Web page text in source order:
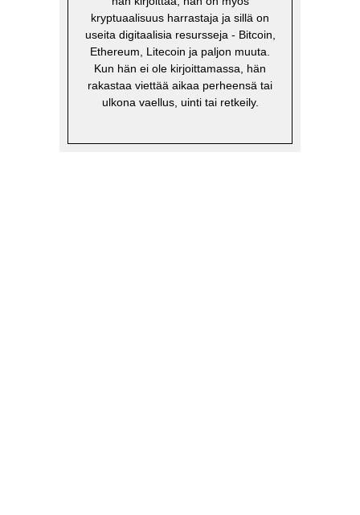
kryptuaalisuus harrastaja ja sillä on
useita digitaalisia resursseja - Bitcoin,
Ethereum, Litecoin ja paljon muuta.
Kun hän ei ole kirjoittamassa, hän
rakastaa viettää aikaa perheensä tai
ulkona vaellus, uinti tai retkeily.